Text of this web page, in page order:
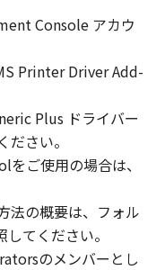
約書上の義務お
その履行に関
ます。
て「本ソフトウ
製することがで
合を除き、キヤ
ーのいかなる
るとを問わ
渡あるいは許
Console アカウ
Printer Driver Add-
Plus ドライバー
さい。
ご使用の場合は、
法の概要は、フォル
てください。
のメンバーとし